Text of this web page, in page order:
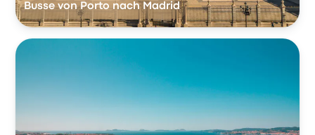
Busse von Porto nach Madrid